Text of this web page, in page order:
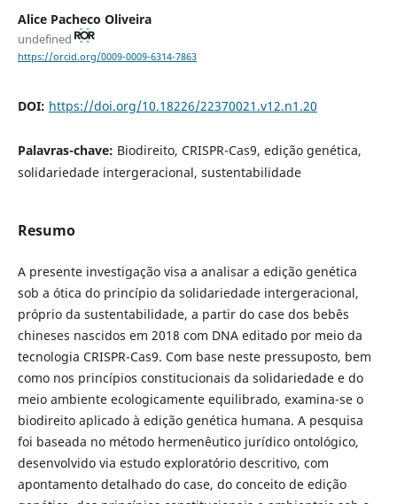
Alice Pacheco Oliveira
undefined
https://orcid.org/0009-0009-6314-7863
DOI: https://doi.org/10.18226/22370021.v12.n1.20
Palavras-chave: Biodireito, CRISPR-Cas9, edição genética,
solidariedade intergeracional, sustentabilidade
Resumo
A presente investigação visa a analisar a edição genética
sob a ótica do princípio da solidariedade intergeracional,
próprio da sustentabilidade, a partir do case dos bebês
chineses nascidos em 2018 com DNA editado por meio da
tecnologia CRISPR-Cas9. Com base neste pressuposto, bem
como nos princípios constitucionais da solidariedade e do
meio ambiente ecologicamente equilibrado, examina-se o
biodireito aplicado à edição genética humana. A pesquisa
foi baseada no método hermenêutico jurídico ontológico,
desenvolvido via estudo exploratório descritivo, com
apontamento detalhado do case, do conceito de edição